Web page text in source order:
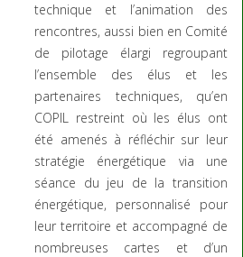
technique et l’animation des
rencontres, aussi bien en Comité
de pilotage élargi regroupant
l’ensemble des élus et les
partenaires techniques, qu’en
COPIL restreint où les élus ont
été amenés à réfléchir sur leur
stratégie énergétique via une
séance du jeu de la transition
énergétique, personnalisé pour
leur territoire et accompagné de
nombreuses cartes et d’un